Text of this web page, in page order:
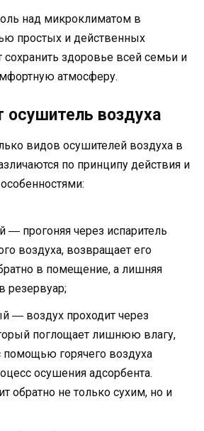
над микроклиматом в
простых и действенных
здоровье всей семьи и
атмосферу.
осушитель воздуха
видов осушителей воздуха в
по принципу действия и
― прогоняя через испаритель
воздуха, возвращает его
в помещение, а лишняя
резервуар;
― воздух проходит через
поглощает лишнюю влагу,
помощью горячего воздуха
осушения адсорбента.
обратно не только сухим, но и